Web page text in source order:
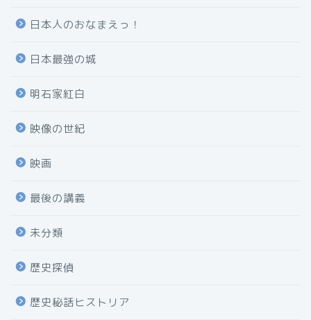
日本人のおなまえっ！
日本最強の城
明石家紅白
映像の世紀
映画
最後の講義
未分類
歴史探偵
歴史秘話ヒストリア